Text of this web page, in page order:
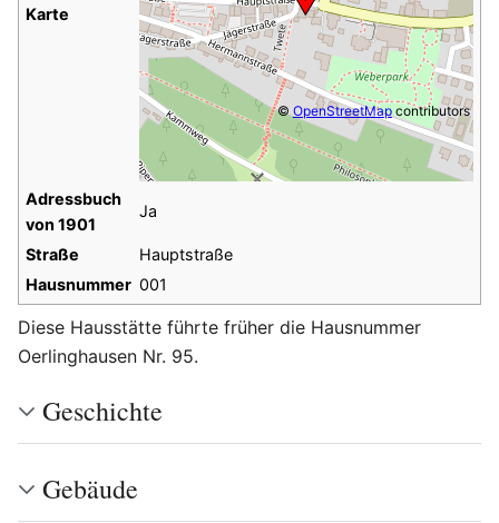
Karte
©OpenStreetMapcontributors
Adressbuch
von 1901
Ja
Straße
Hauptstraße
Hausnummer 001
Diese Hausstätte führte früher die Hausnummer
Oerlinghausen Nr. 95.
Geschichte
Gebäude